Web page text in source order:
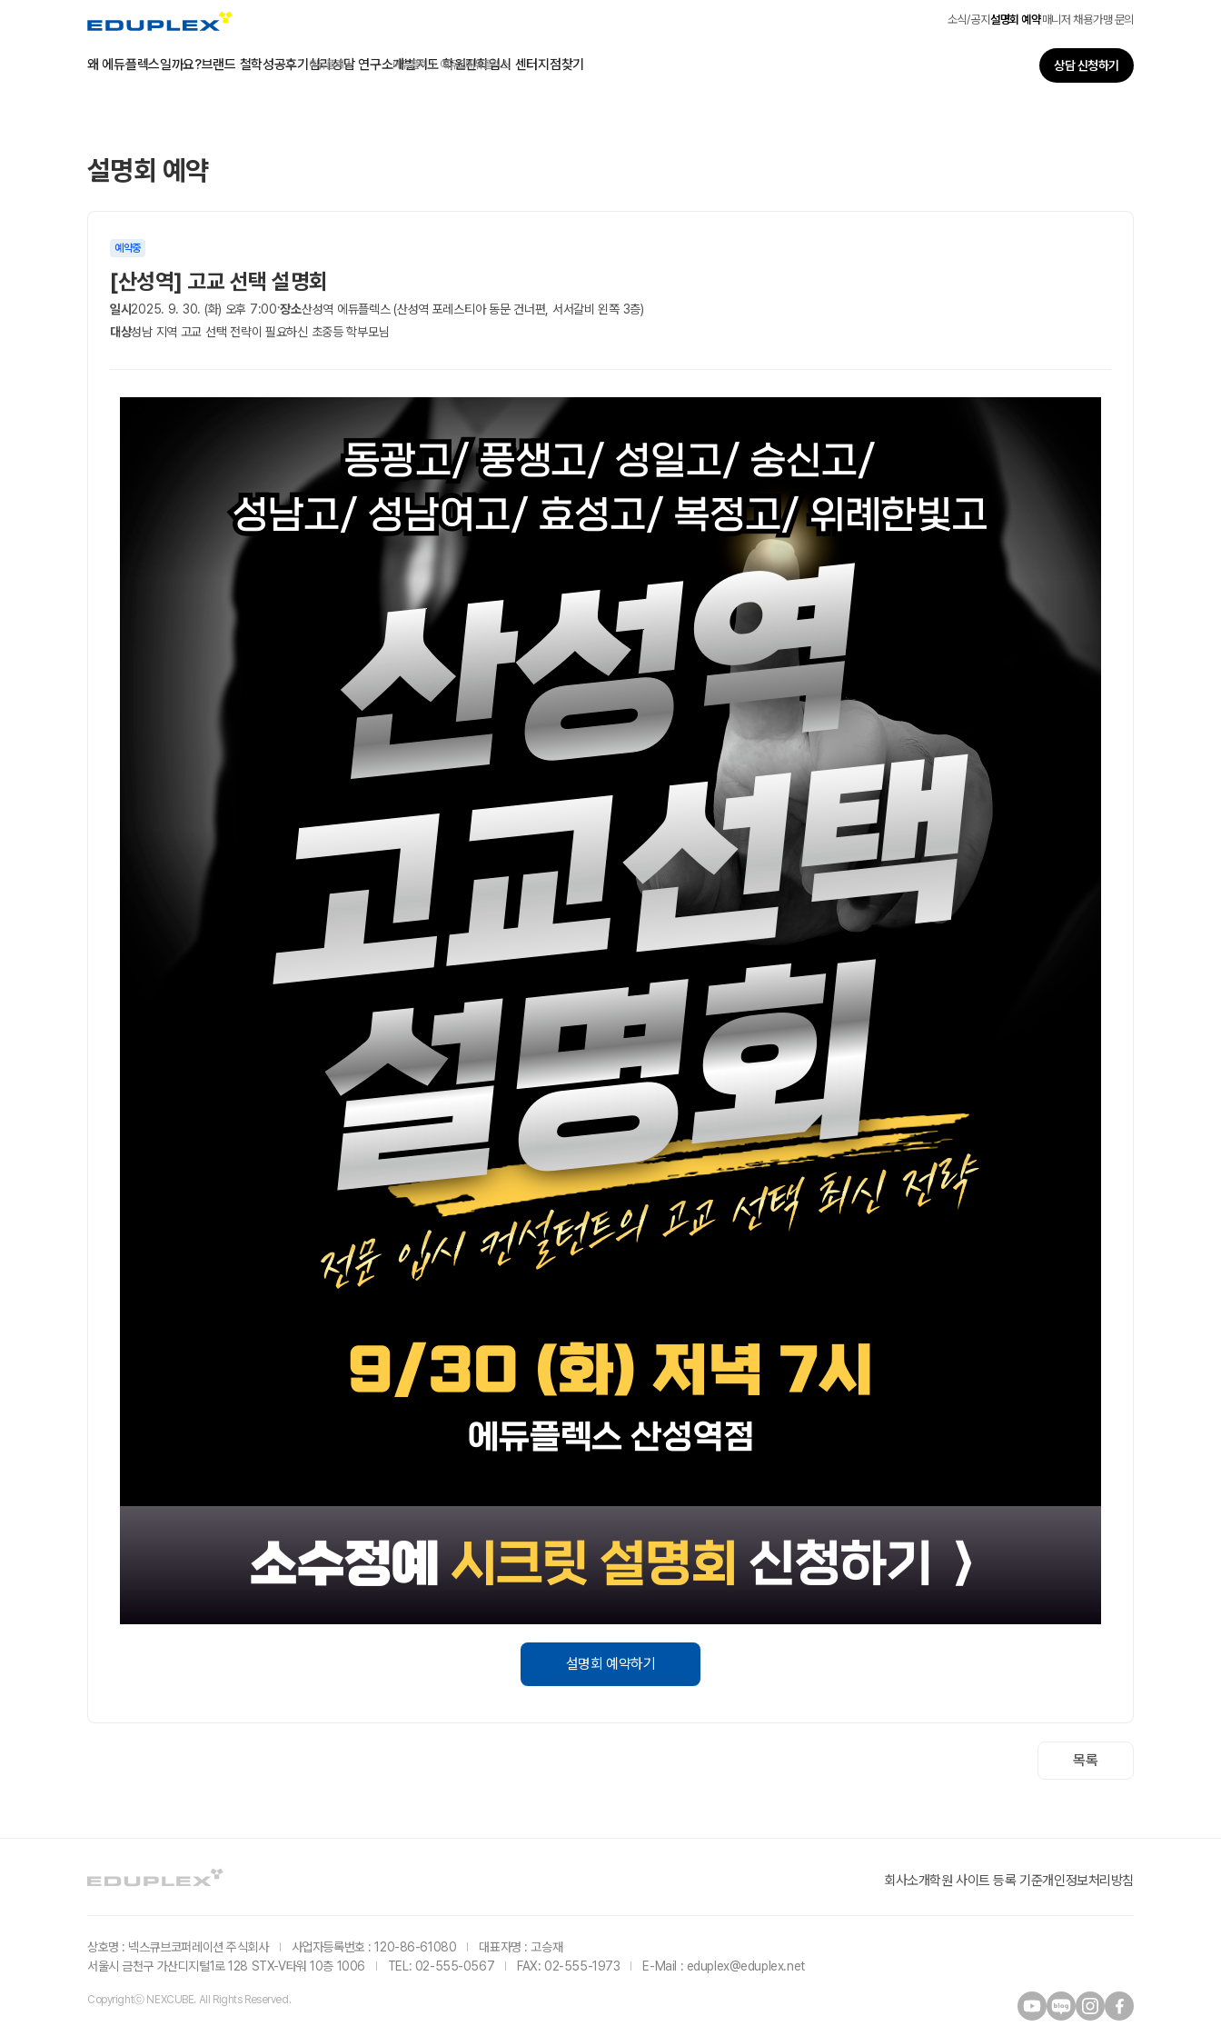
소식/공지설명회 예약매니저 채용가맹 문의
왜 에듀플렉스일까요?브랜드 철학성공후기 에듀플렉스
심리상담 연구소에듀플렉스 에듀코치
개별지도 학원에듀플렉스
진학입시 센터지점찾기 상담 신청하기
설명회 예약
예약중
[산성역] 고교 선택 설명회
일시2025. 9. 30. (화) 오후 7:00·장소산성역 에듀플렉스 (산성역 포레스티아 동문 건너편, 서서갈비 왼쪽 3층)
대상성남 지역 고교 선택 전략이 필요하신 초중등 학부모님
설명회 예약하기
목록
회사소개학원 사이트 등록 기준개인정보처리방침
상호명 : 넥스큐브코퍼레이션 주식회사 사업자등록번호 : 120-86-61080
대표자명 : 고승재
서울시 금천구 가산디지털1로 128 STX-V타워 10층 1006
TEL: 02-555-0567 FAX: 02-555-1973 E-Mail : eduplex@eduplex.net
Copyrightⓒ NEXCUBE. All Rights Reserved.